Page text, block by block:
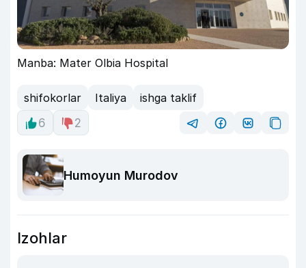
Manba: Mater Olbia Hospital
shifokorlar Italiya
ishga taklif
6
2
Humoyun Murodov
Izohlar